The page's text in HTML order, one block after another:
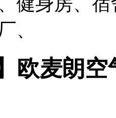
、
欧麦朗